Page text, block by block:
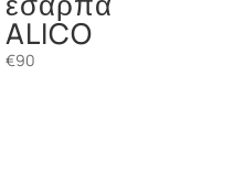
ALICO
€90